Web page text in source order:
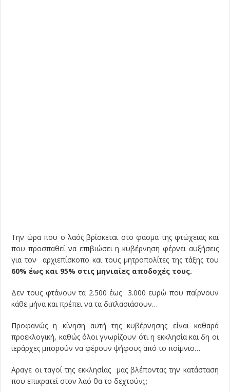
Την ώρα που ο λαός βρίσκεται στο φάσμα της φτώχειας και
που προσπαθεί να επιβιώσει η κυβέρνηση φέρνει αυξήσεις
για τον αρχιεπίσκοπο και τους μητροπολίτες της τάξης του
60% έως και 95% στις μηνιαίες αποδοχές τους.
Δεν τους φτάνουν τα 2.500 έως 3.000 ευρώ που παίρνουν
κάθε μήνα και πρέπει να τα διπλασιάσουν…
Προφανώς η κίνηση αυτή της κυβέρνησης είναι καθαρά
προεκλογική, καθώς όλοι γνωρίζουν ότι η εκκλησία και δη οι
ιεράρχες μπορούν να φέρουν ψήφους από το ποίμνιο…
Αραγε οι ταγοί της εκκλησίας μας βλέποντας την κατάσταση
που επικρατεί στον λαό θα το δεχτούν;;;